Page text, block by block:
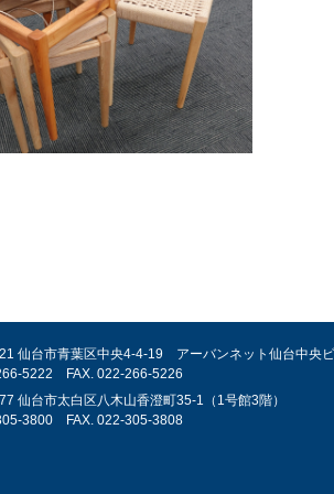
仙台市青葉区中央4-4-19 アーバンネット仙台中央
5222 FAX. 022-266-5226
仙台市太白区八木山香澄町35-1（1号館3階）
3800FAX. 022-305-3808